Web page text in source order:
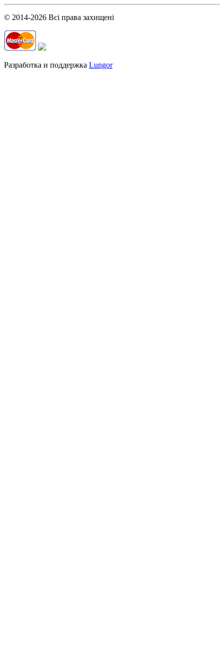
© 2014-2026 Всі права захищені
Разработка и поддержка Lungor